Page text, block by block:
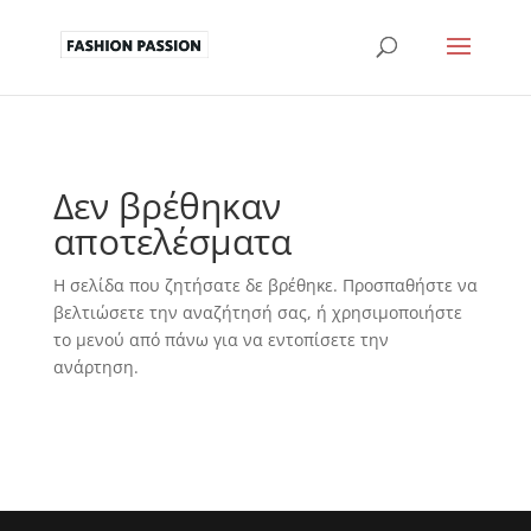
Δεν βρέθηκαν
αποτελέσματα
Η σελίδα που ζητήσατε δε βρέθηκε. Προσπαθήστε να
βελτιώσετε την αναζήτησή σας, ή χρησιμοποιήστε
το μενού από πάνω για να εντοπίσετε την
ανάρτηση.